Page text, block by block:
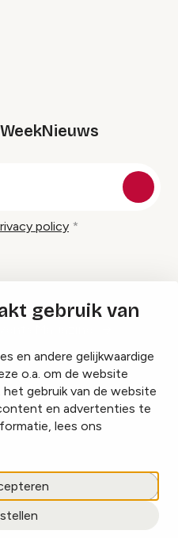
gebruik van
en andere gelijkwaardige
o.a. om de website
gebruik van de website
en advertenties te
lees ons
policy
Magazine